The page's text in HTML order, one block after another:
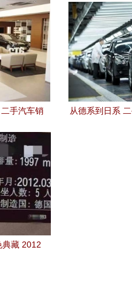
手汽车销
从德系到日系
藏 2012